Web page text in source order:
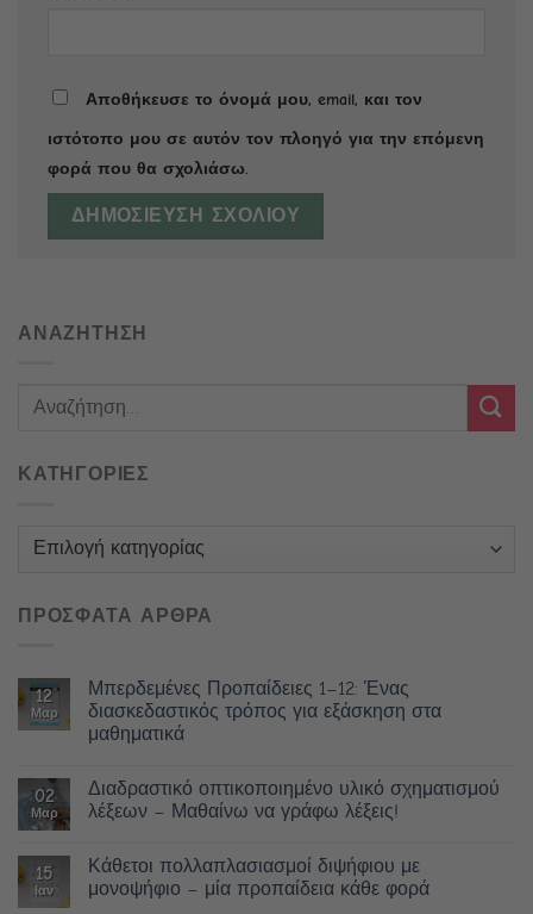
Αποθήκευσε το όνομά μου, email, και τον
ιστότοπο μου σε αυτόν τον πλοηγό για την επόμενη
φορά που θα σχολιάσω.
ΑΝΑΖΗΤΗΣΗ
ΚΑΤΗΓΟΡΙΕΣ
Κατηγορίες
ΠΡΟΣΦΑΤΑ ΑΡΘΡΑ
12
Μαρ
Μπερδεμένες Προπαίδειες 1–12: Ένας
διασκεδαστικός τρόπος για εξάσκηση στα
μαθηματικά
02
Μαρ
Διαδραστικό οπτικοποιημένο υλικό σχηματισμού
λέξεων – Μαθαίνω να γράφω λέξεις!
15
Ιαν
Κάθετοι πολλαπλασιασμοί διψήφιου με
μονοψήφιο – μία προπαίδεια κάθε φορά